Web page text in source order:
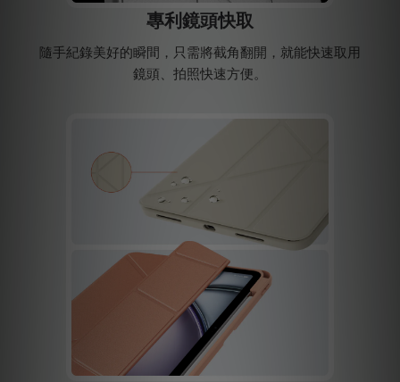
專利鏡頭快取
隨手紀錄美好的瞬間，只需將截角翻開，就能快速取用
鏡頭、拍照快速方便。